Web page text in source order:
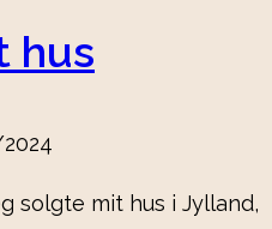
hus
solgte mit hus i Jylland,